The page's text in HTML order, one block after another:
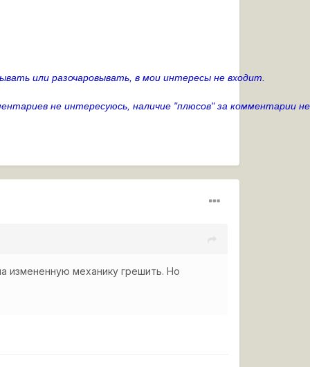
или разочаровывать, в мои интересы не входит.
не интересуюсь, наличие "плюсов" за комментарии
измененную механику грешить. Но